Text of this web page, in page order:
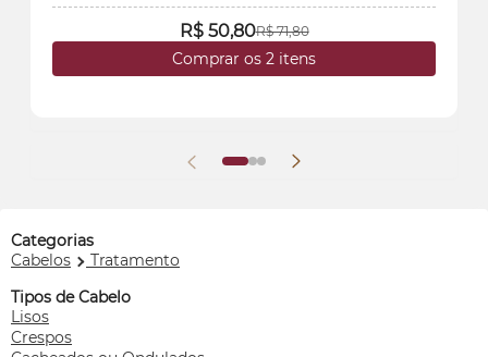
R$ 71,80
R$ 50,80
Comprar os 2 itens
Categorias
Cabelos
Tratamento
Tipos de Cabelo
Lisos
Crespos